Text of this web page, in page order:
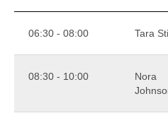
06:30 - 08:00 Tara
08:30 - 10:00
Nora